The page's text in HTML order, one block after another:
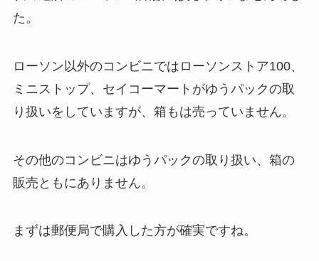
た。
ローソン以外のコンビニではローソンストア100、
ミニストップ、セイコーマートがゆうパックの取
り扱いをしていますが、箱もは売っていません。
その他のコンビニはゆうパックの取り扱い、箱の
販売ともにありません。
まずは郵便局で購入した方が確実ですね。